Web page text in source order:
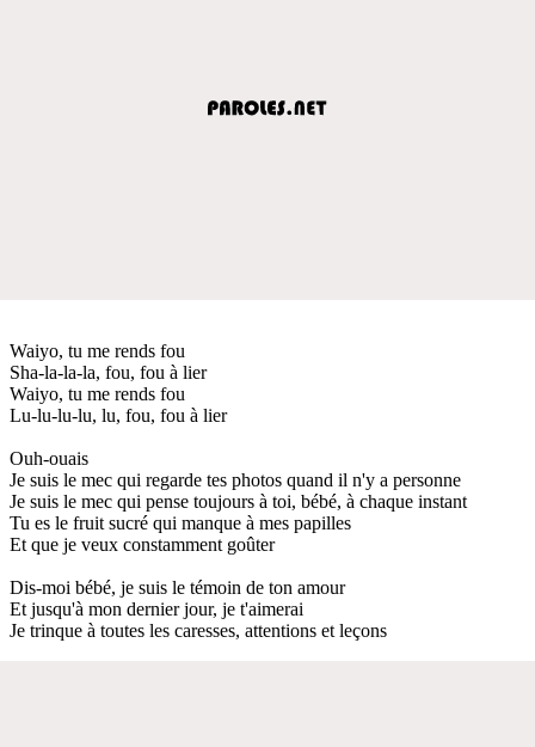
Waiyo, tu me rends fou
Sha-la-la-la, fou, fou à lier
Waiyo, tu me rends fou
Lu-lu-lu-lu, lu, fou, fou à lier
Ouh-ouais
Je suis le mec qui regarde tes photos quand il n'y a personne
Je suis le mec qui pense toujours à toi, bébé, à chaque instant
Tu es le fruit sucré qui manque à mes papilles
Et que je veux constamment goûter
Dis-moi bébé, je suis le témoin de ton amour
Et jusqu'à mon dernier jour, je t'aimerai
Je trinque à toutes les caresses, attentions et leçons